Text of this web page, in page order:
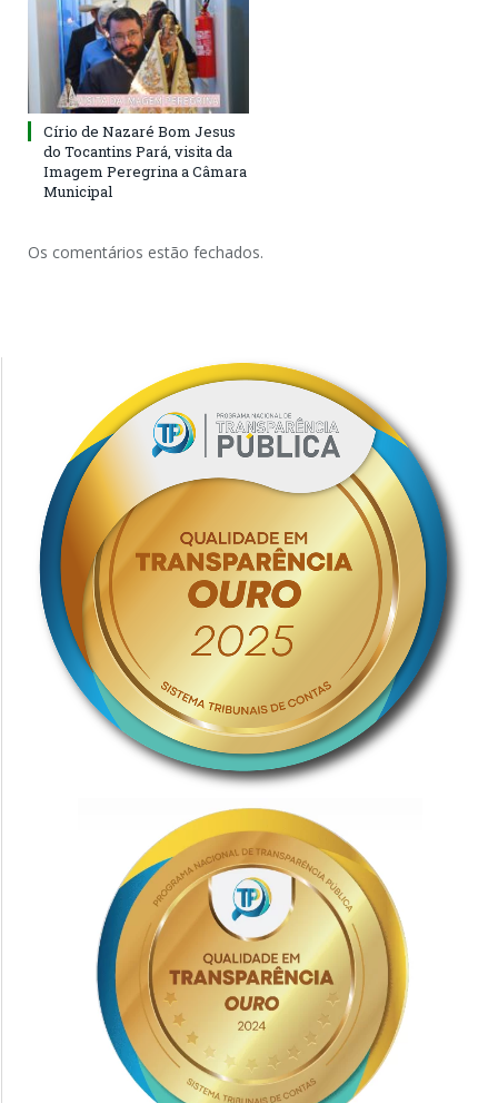
Círio de Nazaré Bom Jesus
do Tocantins Pará, visita da
Imagem Peregrina a Câmara
Municipal
Os comentários estão fechados.